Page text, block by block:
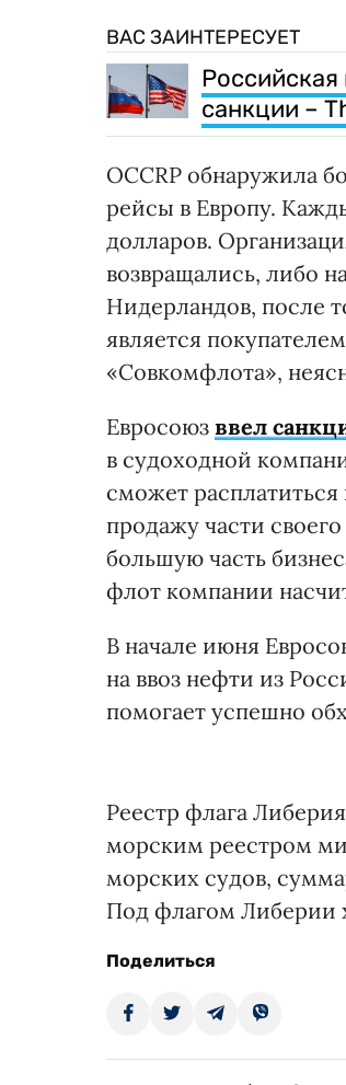
ВАС ЗАИНТЕРЕСУЕТ
санкции –
OCCRP обнаружила
рейсы в Европу.
долларов.
возвращались, либо
Нидерландов, после
является
«Совкомфлота»,
Евросоюз ввел
в судоходной
сможет
продажу части
большую часть
флот компании
В начале июня
на ввоз нефти из
помогает успешно
Реестр флага
морским реестром
морских судов,
Под флагом Либерии
Поделиться